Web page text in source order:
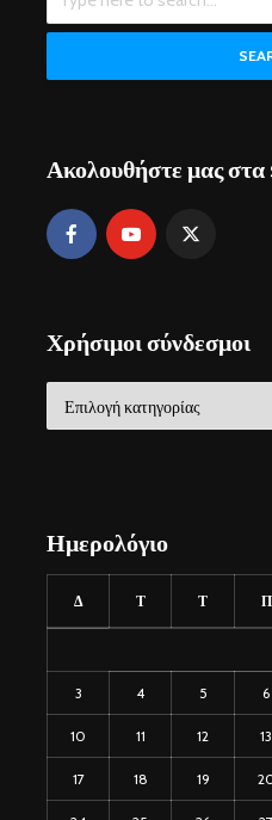
Ακολουθήστε μας
Χρήσιμοι σύνδεσμοι
σύνδεσμοι
Ημερολόγιο
Δ Τ Τ Π
3 4 5 6
10 11 12 13
17 18 19